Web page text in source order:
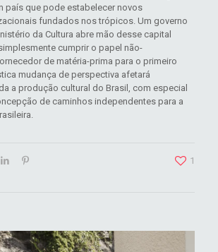
país que pode estabelecer novos
fundados nos trópicos. Um governo
da Cultura abre mão desse capital
cumprir o papel não-
de matéria-prima para o primeiro
mudança de perspectiva afetará
a produção cultural do Brasil, com especial
de caminhos independentes para a
1